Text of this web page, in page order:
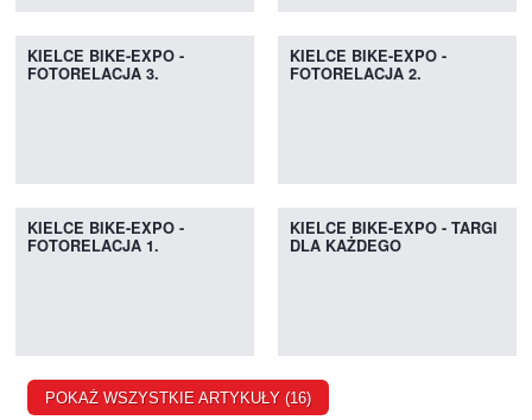
KIELCE BIKE-EXPO -
FOTORELACJA 3.
KIELCE BIKE-EXPO -
FOTORELACJA 2.
KIELCE BIKE-EXPO -
FOTORELACJA 1.
KIELCE BIKE-EXPO - TARGI
DLA KAŻDEGO
POKAŻ WSZYSTKIE ARTYKUŁY (16)